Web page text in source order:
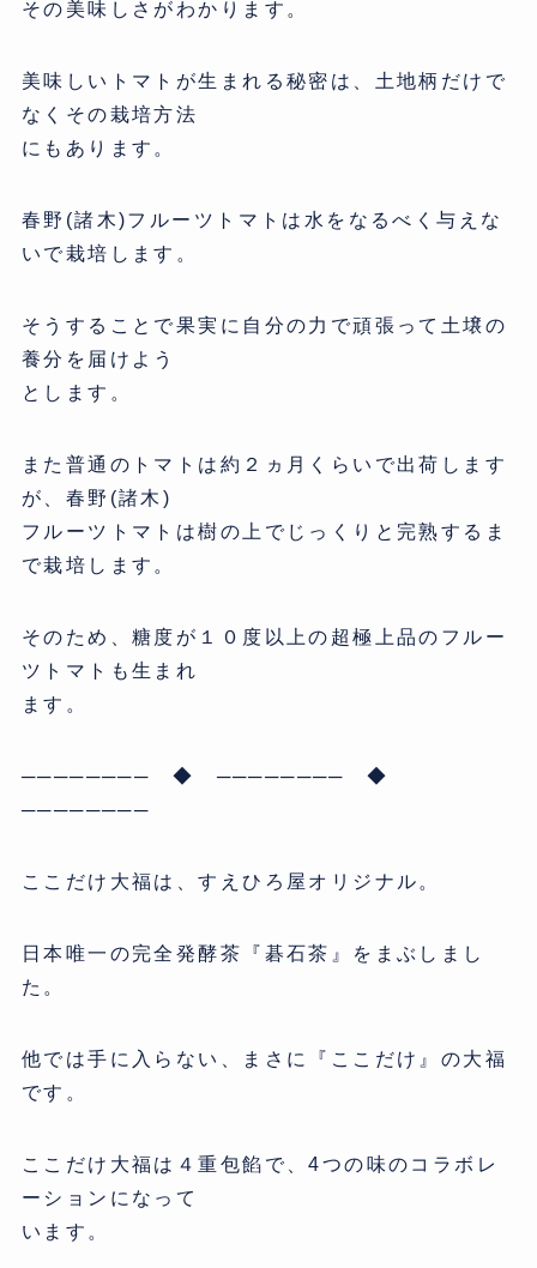
その美味しさがわかります。
美味しいトマトが生まれる秘密は、土地柄だけで
なくその栽培方法
にもあります。
春野(諸木)フルーツトマトは水をなるべく与えな
いで栽培します。
そうすることで果実に自分の力で頑張って土壌の
養分を届けよう
とします。
また普通のトマトは約２ヵ月くらいで出荷します
が、春野(諸木)
フルーツトマトは樹の上でじっくりと完熟するま
で栽培します。
そのため、糖度が１０度以上の超極上品のフルー
ツトマトも生まれ
ます。
──────── ◆ ──────── ◆
────────
ここだけ大福は、すえひろ屋オリジナル。
日本唯一の完全発酵茶『碁石茶』をまぶしまし
た。
他では手に入らない、まさに『ここだけ』の大福
です。
ここだけ大福は４重包餡で、4つの味のコラボレ
ーションになって
います。